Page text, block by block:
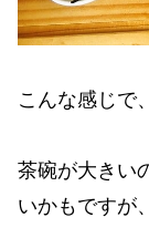
こんな感じで
茶碗が大きい
いかもですが